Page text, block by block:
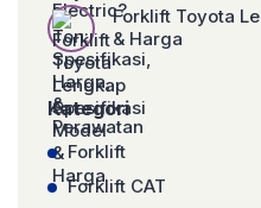
Forklift Toyota
& Harga
Kategori
Forklift
Forklift CAT